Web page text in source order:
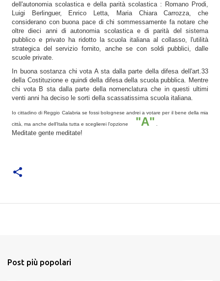
dell'autonomia scolastica e della parità scolastica : Romano Prodi,
Luigi Berlinguer, Enrico Letta, Maria Chiara Carrozza, che
considerano con buona pace di chi sommessamente fa notare che
oltre dieci anni di autonomia scolastica e di parità del sistema
pubblico e privato ha ridotto la scuola italiana al collasso, l'utilità
strategica del servizio fornito, anche se con soldi pubblici, dalle
scuole private.
In buona sostanza chi vota A sta dalla parte della difesa dell'art.33
della Costituzione e quindi della difesa della scuola pubblica. Mentre
chi vota B sta dalla parte della nomenclatura che in questi ultimi
venti anni ha deciso le sorti della scassatissima scuola italiana.
Io cittadino di Reggio Calabria se fossi bolognese andrei a votare per il bene della mia
città, ma anche dell'Italia tutta e sceglierei l'opzione "A"
Meditate gente meditate!
Post più popolari